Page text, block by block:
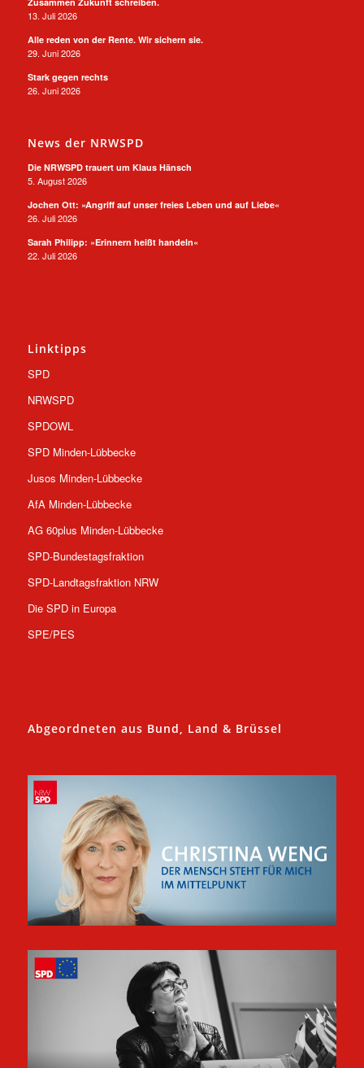
13. Juli 2026
Alle reden von der Rente. Wir sichern sie.
29. Juni 2026
Stark gegen rechts
26. Juni 2026
News der NRWSPD
Die NRWSPD trauert um Klaus Hänsch
5. August 2026
Jochen Ott: »Angriff auf unser freies Leben und auf Liebe«
26. Juli 2026
Sarah Philipp: »Erinnern heißt handeln«
22. Juli 2026
Linktipps
SPD
NRWSPD
SPDOWL
SPD Minden-Lübbecke
Jusos Minden-Lübbecke
AfA Minden-Lübbecke
AG 60plus Minden-Lübbecke
SPD-Bundestagsfraktion
SPD-Landtagsfraktion NRW
Die SPD in Europa
SPE/PES
Abgeordneten aus Bund, Land & Brüssel